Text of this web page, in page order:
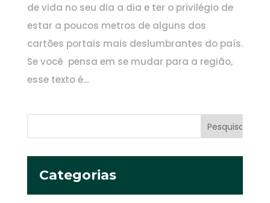
de vida no seu dia a dia e ter o privilégio de
estar a poucos metros de alguns dos
cartões portais mais deslumbrantes do país.
Se você pensa em se mudar para a região,
esse texto é...
Categorias